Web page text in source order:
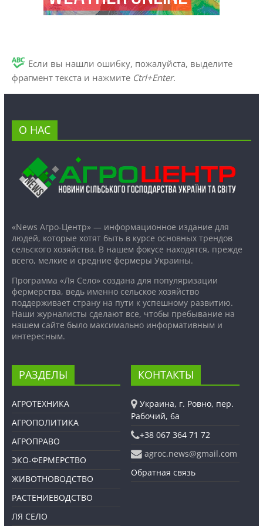
Если вы нашли ошибку, пожалуйста, выделите
фрагмент текста и нажмите Ctrl+Enter.
О НАС
«News Агро-Центр» — информационное издание для
людей, которые хотят быть в курсе основных трендов
сельского хозяйства. В нашем фокусе находятся, прежде
всего, мелкие и средние фермеры Украины.
Программа «Ля Село» создана для популяризации
фермерства, ведь именно сельское хозяйство
поддерживает страну на пути к успешному развитию.
Наши журналисты сделают все, чтобы пребывание на
нашем сайте было максимально информативным и
интересным.
РАЗДЕЛЫ
АГРОТЕХНИКА
АГРОПОЛИТИКА
АГРОПРАВО
ЭКО-ФЕРМЕРСТВО
ЖИВОТНОВОДСТВО
РАСТЕНИЕВОДСТВО
ЛЯ СЕЛО
КОНТАКТЫ
Украина, г. Ровно, пер.
Рабочий, 6а
+38 067 364 71 72
agroc.news@gmail.com
Обратная связь